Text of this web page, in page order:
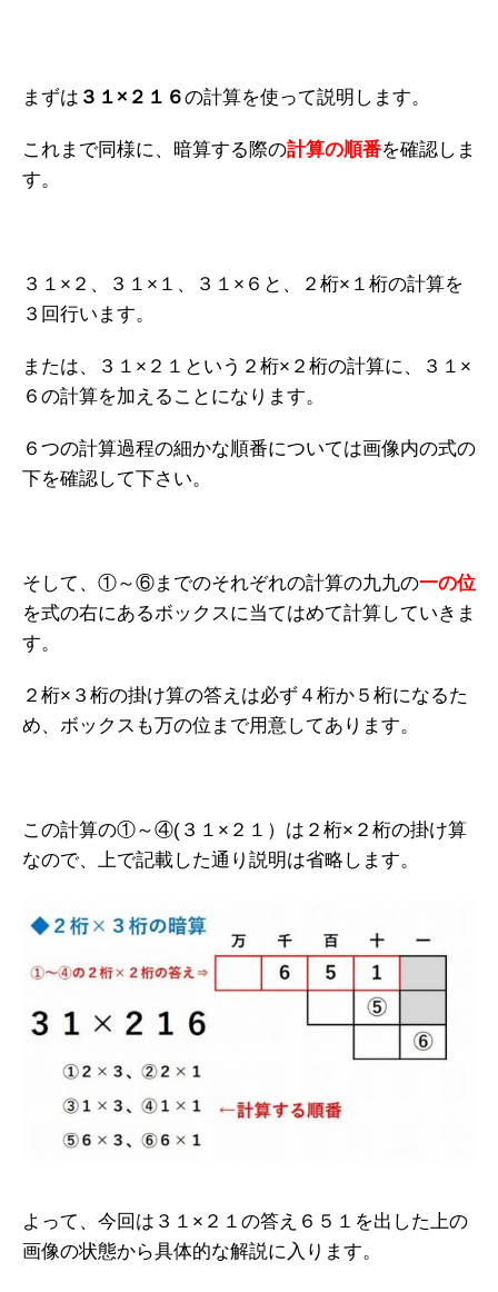
まずは ３１×２１６の計算を使って説明します。
これまで同様に、暗算する際の計算の順番を確認しま
す。
３１×２、３１×１、３１×６と、２桁×１桁の計算を
３回行います。
または、３１×２１という２桁×２桁の計算に、３１×
６の計算を加えることになります。
６つの計算過程の細かな順番については画像内の式の
下を確認して下さい。
そして、①～⑥までのそれぞれの計算の九九の一の位
を式の右にあるボックスに当てはめて計算していきま
す。
２桁×３桁の掛け算の答えは必ず４桁か５桁になるた
め、ボックスも万の位まで用意してあります。
この計算の①～④(３１×２１）は２桁×２桁の掛け算
なので、上で記載した通り説明は省略します。
よって、今回は３１×２１の答え６５１を出した上の
画像の状態から具体的な解説に入ります。